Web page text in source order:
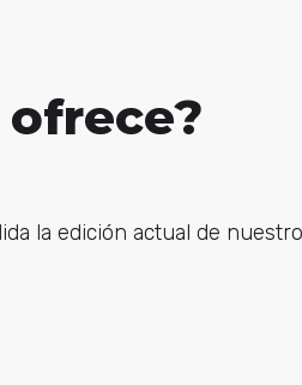
la edición actual de